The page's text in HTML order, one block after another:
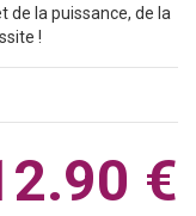
de la puissance, de la
!
€